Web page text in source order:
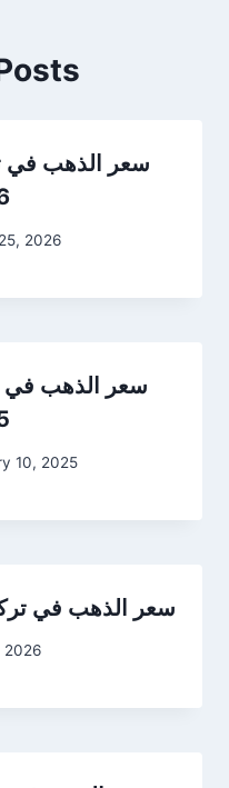
2026
10, 2025
سعر الذهب في تركيا اليوم
2026